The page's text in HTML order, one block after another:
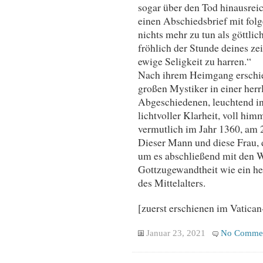
sogar über den Tod
einen Abschiedsbrief mit
nichts mehr zu tun als
fröhlich der Stunde deines
ewige Seligkeit zu harren.“
Nach ihrem Heimgang
großen Mystiker in einer
Abgeschiedenen, leuchtend
lichtvoller Klarheit, voll
vermutlich im Jahr 1360, am
Dieser Mann und diese
um es abschließend mit den
Gottzugewandtheit wie ein
des Mittelalters.
[zuerst erschienen im
Januar 23, 2021 No